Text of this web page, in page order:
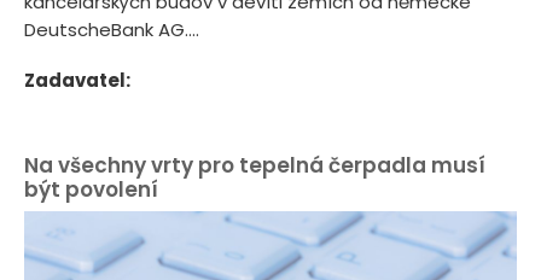
DeutscheBank AG....
Zadavatel:
Na všechny vrty pro tepelná čerpadla musí
být povolení